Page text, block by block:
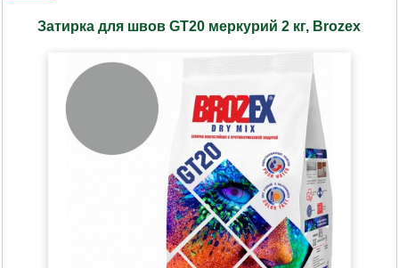
Затирка для швов GT20 меркурий 2 кг, Brozex